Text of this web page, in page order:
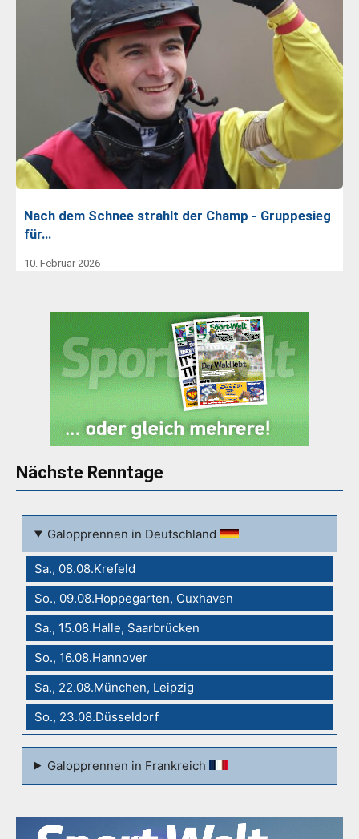
Nach dem Schnee strahlt der Champ - Gruppesieg
für…
10. Februar 2026
Nächste Renntage
Galopprennen in Deutschland
Sa., 08.08.Krefeld
So., 09.08.Hoppegarten, Cuxhaven
Sa., 15.08.Halle, Saarbrücken
So., 16.08.Hannover
Sa., 22.08.München, Leipzig
So., 23.08.Düsseldorf
Galopprennen in Frankreich